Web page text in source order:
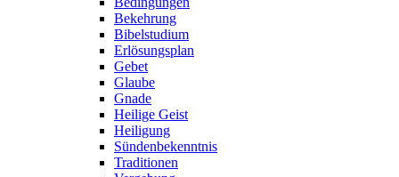
Bekehrung
Bibelstudium
Erlösungsplan
Gebet
Glaube
Gnade
Heilige Geist
Heiligung
Sündenbekenntnis
Traditionen